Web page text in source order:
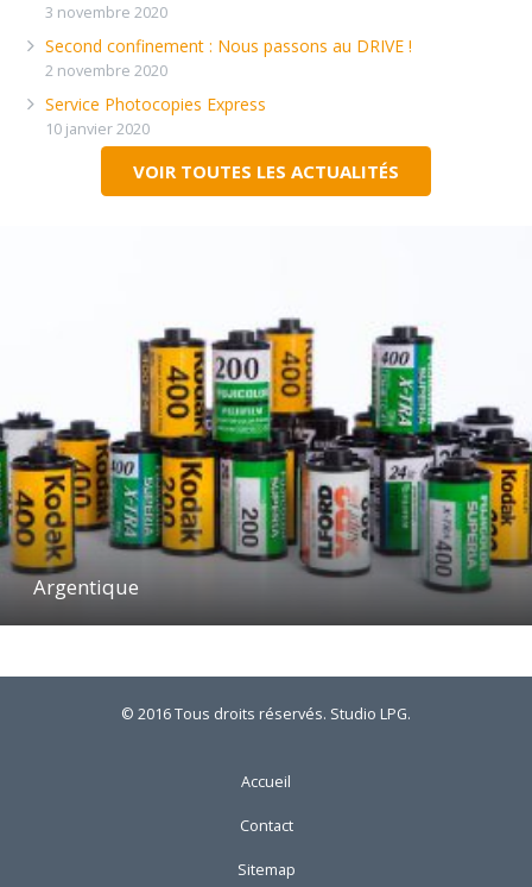
3 novembre 2020
Second confinement : Nous passons au DRIVE !
2 novembre 2020
Service Photocopies Express
10 janvier 2020
VOIR TOUTES LES ACTUALITÉS
Argentique
© 2016 Tous droits réservés. Studio LPG.
Accueil
Contact
Sitemap